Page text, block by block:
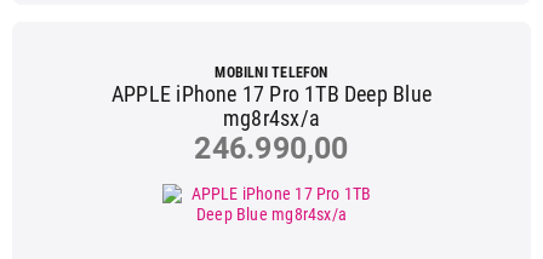
MOBILNI TELEFON
APPLE iPhone 17 Pro 1TB Deep Blue
mg8r4sx/a
246.990,00